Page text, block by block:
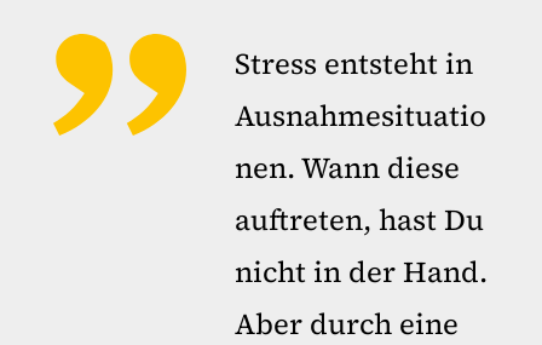
Stress entsteht in
Ausnahmesituatio
nen. Wann diese
auftreten, hast Du
nicht in der Hand.
Aber durch eine